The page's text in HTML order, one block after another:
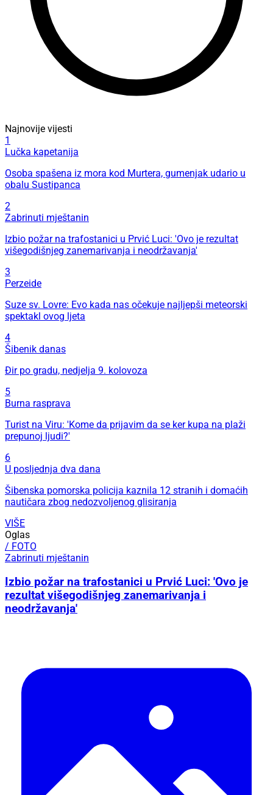
Najnovije vijesti
1
Lučka kapetanija
Osoba spašena iz mora kod Murtera, gumenjak udario u
obalu Sustipanca
2
Zabrinuti mještanin
Izbio požar na trafostanici u Prvić Luci: 'Ovo je rezultat
višegodišnjeg zanemarivanja i neodržavanja'
3
Perzeide
Suze sv. Lovre: Evo kada nas očekuje najljepši meteorski
spektakl ovog ljeta
4
Šibenik danas
Đir po gradu, nedjelja 9. kolovoza
5
Burna rasprava
Turist na Viru: 'Kome da prijavim da se ker kupa na plaži
prepunoj ljudi?'
6
U posljednja dva dana
Šibenska pomorska policija kaznila 12 stranih i domaćih
nautičara zbog nedozvoljenog glisiranja
VIŠE
Oglas
/ FOTO
Zabrinuti mještanin
Izbio požar na trafostanici u Prvić Luci: 'Ovo je
rezultat višegodišnjeg zanemarivanja i
neodržavanja'